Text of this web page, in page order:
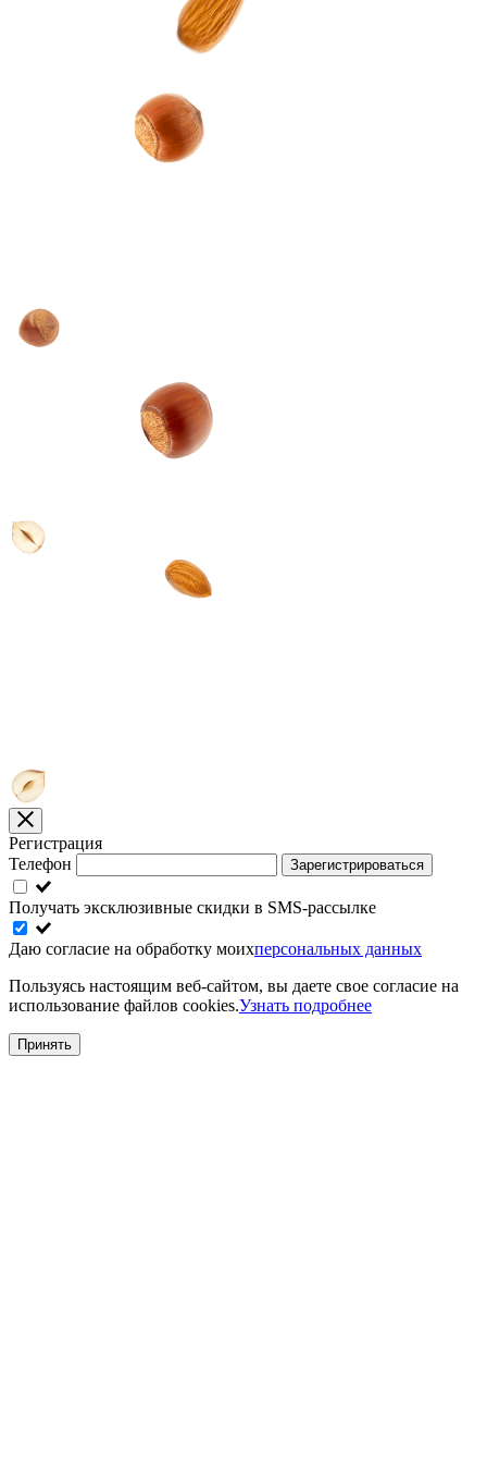
Регистрация
Телефон
Зарегистрироваться
Получать эксклюзивные скидки в SMS-рассылке
Даю согласие на обработку моихперсональных данных
Пользуясь настоящим веб-сайтом, вы даете свое согласие на
использование файлов cookies.Узнать подробнее
Принять